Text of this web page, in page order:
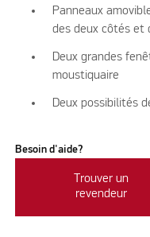
Panneaux
des deux côtés et
Deux grandes
moustiquaire
Deux possibilités
Besoin d'aide?
Trouver un
revendeur